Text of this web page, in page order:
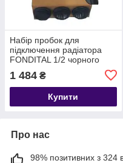
Набір пробок для
підключення радіатора
FONDITAL 1/2 чорного
1 484 ₴
Купити
Про нас
98% позитивних з 324